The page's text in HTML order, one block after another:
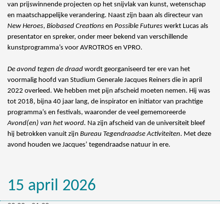
van prijswinnende projecten op het snijvlak van kunst, wetenschap
en maatschappelijke verandering. Naast zijn baan als directeur van
New Heroes, Biobased Creations en Possible Futures werkt Lucas als
presentator en spreker, onder meer bekend van verschillende
kunstprogramma’s voor AVROTROS en VPRO.
De avond tegen de draad wordt georganiseerd ter ere van het
voormalig hoofd van Studium Generale Jacques Reiners die in april
2022 overleed. We hebben met pijn afscheid moeten nemen. Hij was
tot 2018, bijna 40 jaar lang, de inspirator en initiator van prachtige
programma’s en festivals, waaronder de veel gememoreerde
Avond(en) van het woord. Na zijn afscheid van de universiteit bleef
hij betrokken vanuit zijn Bureau Tegendraadse Activiteiten. Met deze
avond houden we Jacques’ tegendraadse natuur in ere.
15 april 2026